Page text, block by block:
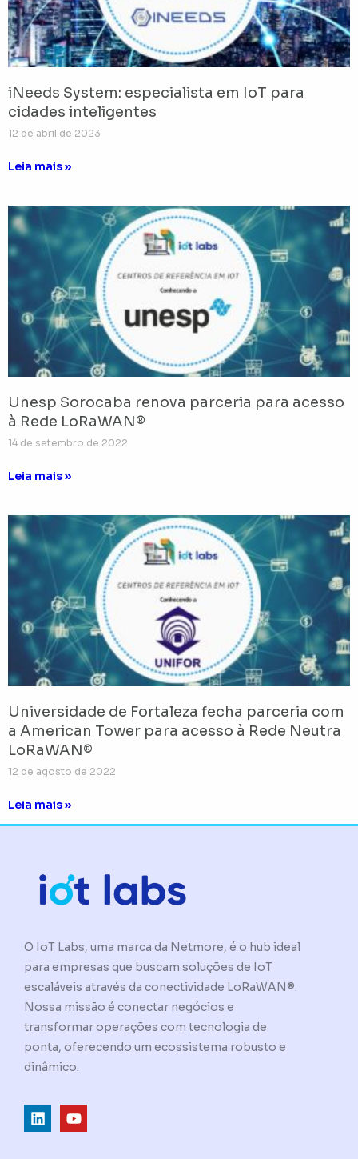
iNeeds System: especialista em IoT para
cidades inteligentes
12 de abril de 2023
Leia mais »
Unesp Sorocaba renova parceria para acesso
à Rede LoRaWAN®
14 de setembro de 2022
Leia mais »
Universidade de Fortaleza fecha parceria com
a American Tower para acesso à Rede Neutra
LoRaWAN®
12 de agosto de 2022
Leia mais »
O IoT Labs, uma marca da Netmore, é o hub ideal
para empresas que buscam soluções de IoT
escaláveis através da conectividade LoRaWAN®.
Nossa missão é conectar negócios e
transformar operações com tecnologia de
ponta, oferecendo um ecossistema robusto e
dinâmico.
L
i
Y
o